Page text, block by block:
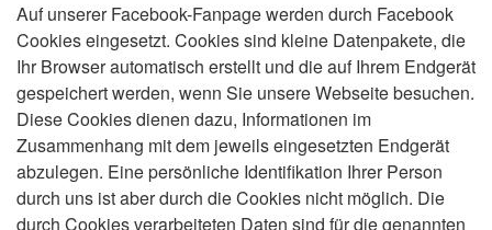
Auf unserer Facebook-Fanpage werden durch Facebook
Cookies eingesetzt. Cookies sind kleine Datenpakete, die
Ihr Browser automatisch erstellt und die auf Ihrem Endgerät
gespeichert werden, wenn Sie unsere Webseite besuchen.
Diese Cookies dienen dazu, Informationen im
Zusammenhang mit dem jeweils eingesetzten Endgerät
abzulegen. Eine persönliche Identifikation Ihrer Person
durch uns ist aber durch die Cookies nicht möglich. Die
durch Cookies verarbeiteten Daten sind für die genannten